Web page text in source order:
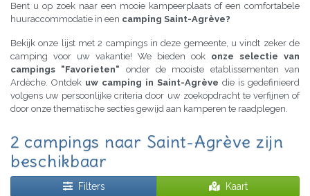
Bent u op zoek naar een mooie kampeerplaats of een comfortabele
huuraccommodatie in een camping Saint-Agrève?
Bekijk onze lijst met 2 campings in deze gemeente, u vindt zeker de
camping voor uw vakantie! We bieden ook onze selectie van
campings "Favorieten" onder de mooiste etablissementen van
Ardèche. Ontdek uw camping in Saint-Agrève die is gedefinieerd
volgens uw persoonlijke criteria door uw zoekopdracht te verfijnen of
door onze thematische secties gewijd aan kamperen te raadplegen.
2 campings naar Saint-Agrève zijn
beschikbaar
Filters Kaart